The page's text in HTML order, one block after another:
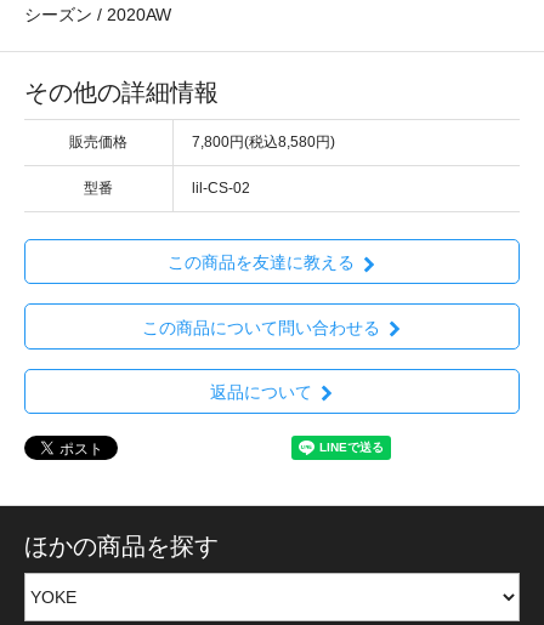
シーズン / 2020AW
その他の詳細情報
販売価格 7,800円(税込8,580円)
型番 lil-CS-02
この商品を友達に教える
この商品について問い合わせる
返品について
ほかの商品を探す